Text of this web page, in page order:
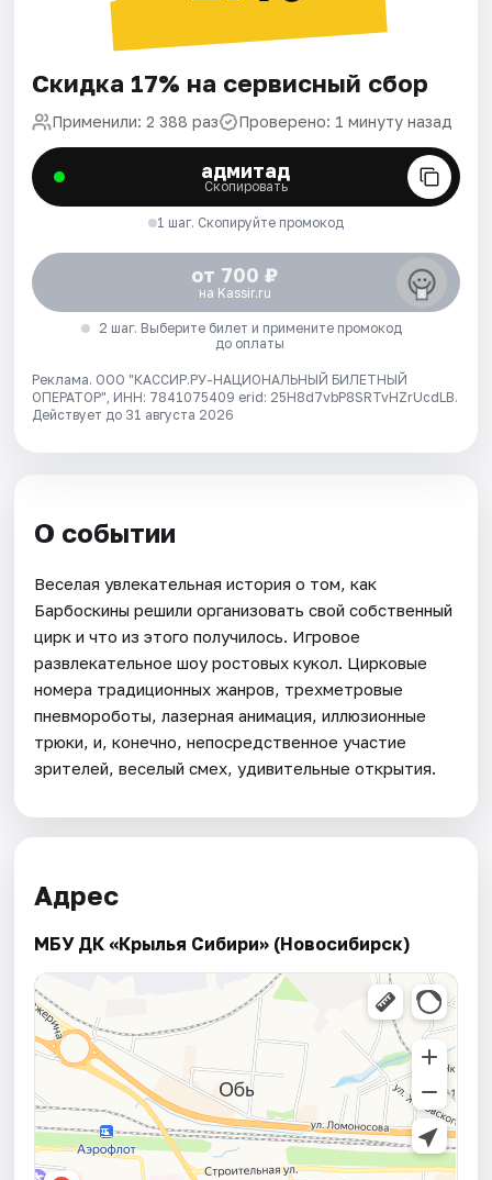
Скидка 17% на сервисный сбор
Применили: 2 388 раз Проверено: 1 минуту назад
адмитад
Скопировать
1 шаг. Скопируйте промокод
от 700 ₽
на Kassir.ru
2 шаг. Выберите билет и примените промокод
до оплаты
Реклама. ООО "КАССИР.РУ-НАЦИОНАЛЬНЫЙ БИЛЕТНЫЙ
ОПЕРАТОР", ИНН: 7841075409 erid: 25H8d7vbP8SRTvHZrUcdLB.
Действует до 31 августа 2026
О событии
Веселая увлекательная история о том, как
Барбоскины решили организовать свой собственный
цирк и что из этого получилось. Игровое
развлекательное шоу ростовых кукол. Цирковые
номера традиционных жанров, трехметровые
пневмороботы, лазерная анимация, иллюзионные
трюки, и, конечно, непосредственное участие
зрителей, веселый смех, удивительные открытия.
Адрес
МБУ ДК «Крылья Сибири» (Новосибирск)